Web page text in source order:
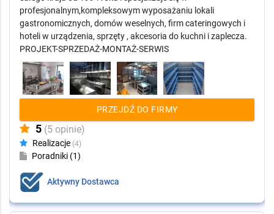
profesjonalnym,kompleksowym wyposażaniu lokali
gastronomicznych, domów weselnych, firm cateringowych i
hoteli w urządzenia, sprzęty , akcesoria do kuchni i zaplecza.
PROJEKT-SPRZEDAŻ-MONTAŻ-SERWIS
PRZEJDŹ DO FIRMY
5 (5 opinie)
Realizacje (4)
Poradniki (1)
Aktywny Dostawca